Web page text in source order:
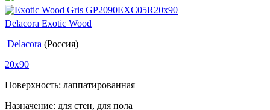
Delacora Exotic Wood
Delacora (Россия)
20x90
Поверхность: лаппатированная
Назначение: для стен, для пола